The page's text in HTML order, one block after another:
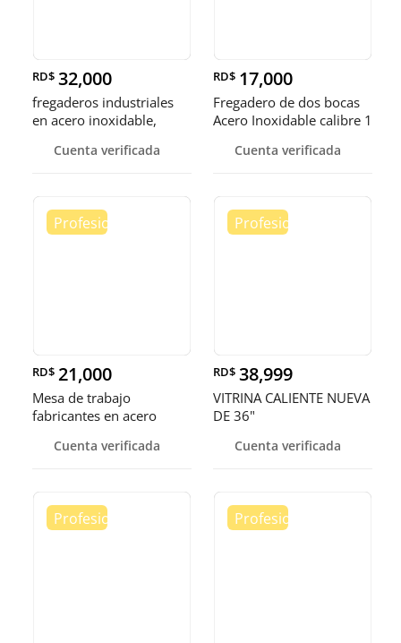
RD$ 32,000
fregaderos industriales
en acero inoxidable,
Cuenta verificada
RD$ 17,000
Fregadero de dos bocas
Acero Inoxidable calibre 1
Cuenta verificada
RD$ 21,000
Mesa de trabajo
fabricantes en acero
Cuenta verificada
RD$ 38,999
VITRINA CALIENTE NUEVA
DE 36"
Cuenta verificada